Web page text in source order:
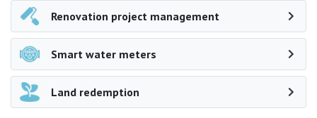
Renovation project management
Smart water meters
Land redemption